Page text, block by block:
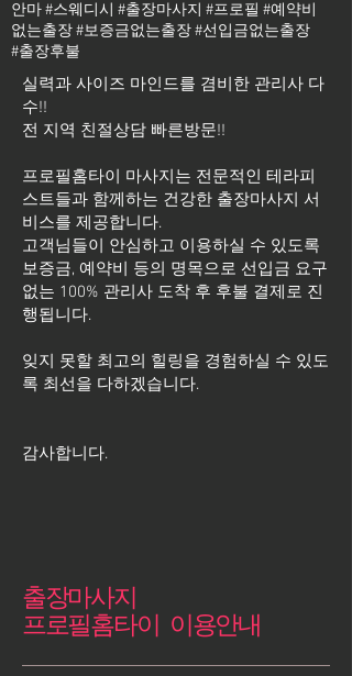
안마 #스웨디시 #출장마사지 #프로필 #예약비
없는출장 #보증금없는출장 #선입금없는출장
#출장후불
실력과 사이즈 마인드를 겸비한 관리사 다
수!!
전 지역 친절상담 빠른방문!!
프로필홈타이 마사지는 전문적인 테라피
스트들과 함께하는 건강한 출장마사지 서
비스를 제공합니다.
고객님들이 안심하고 이용하실 수 있도록
보증금, 예약비 등의 명목으로 선입금 요구
없는 100% 관리사 도착 후 후불 결제로 진
행됩니다.
잊지 못할 최고의 힐링을 경험하실 수 있도
록 최선을 다하겠습니다.
​감사합니다.
출장마사지
프로필홈타이 이용안내